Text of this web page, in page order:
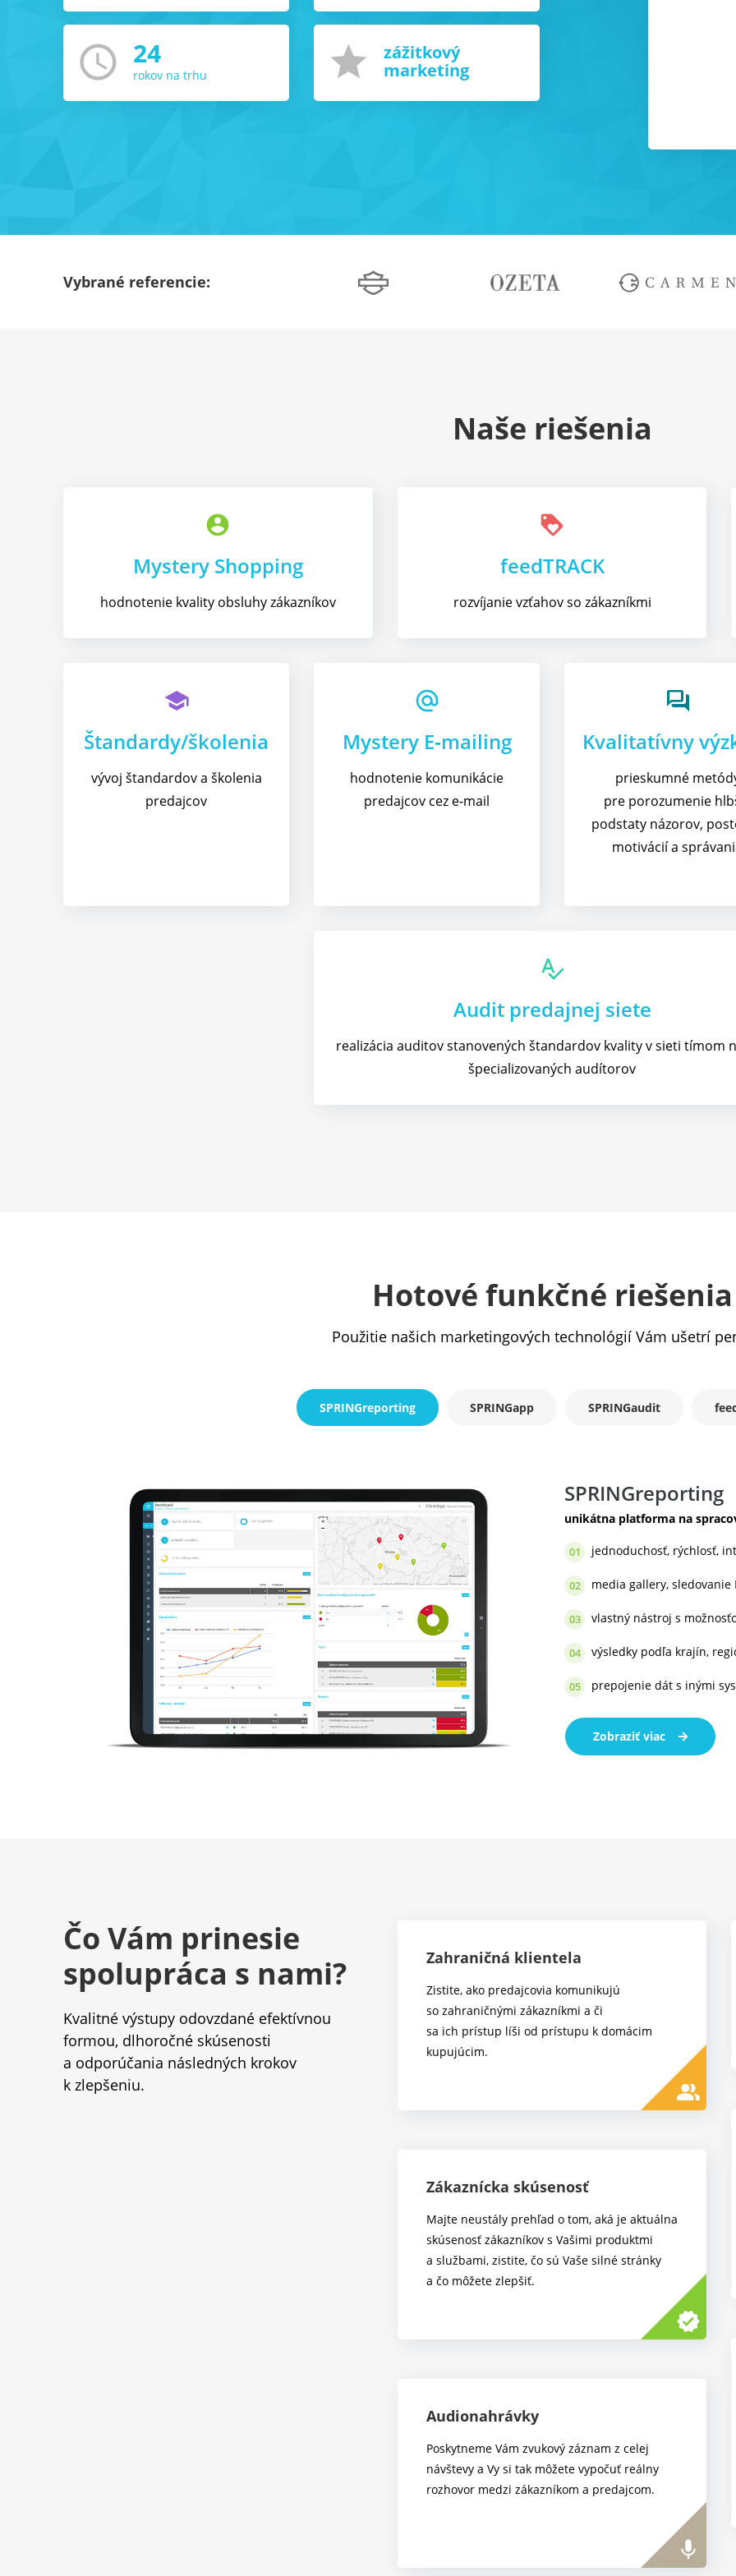
access_time 24
rokov na trhu star
zážitkový
marketing
Vybrané referencie:
Naše riešenia
account_circle
Mystery Shopping
hodnotenie kvality obsluhy zákazníkov
loyalty
feedTRACK
rozvíjanie vzťahov so zákazníkmi
school
Štandardy/školenia
vývoj štandardov a školenia
predajcov
alternate_email
Mystery E‑mailing
hodnotenie komunikácie
predajcov cez e‑mail
forum
Kvalitatívny
prieskumné
pre porozumenie
podstaty názorov,
motivácií a
spellcheck
Audit predajnej siete
realizácia auditov stanovených štandardov kvality v sieti tímom
špecializovaných audítorov
Hotové funkčné riešenia
Použitie našich marketingových technológií Vám ušetrí
SPRINGreporting SPRINGapp SPRINGaudit
SPRINGreporting
unikátna platforma na
01 jednoduchosť, rýchlosť,
02 media gallery, sledovanie
03 vlastný nástroj s
04 výsledky podľa krajín,
05 prepojenie dát s inými
Zobraziť viac
Čo Vám prinesie
spolupráca s nami?
Kvalitné výstupy odovzdané efektívnou
formou, dlhoročné skúsenosti
a odporúčania následných krokov
k zlepšeniu.
Zahraničná klientela
Zistite, ako predajcovia komunikujú
so zahraničnými zákazníkmi a či
sa ich prístup líši od prístupu k domácim
kupujúcim.
people_alt
Zákaznícka skúsenosť
Majte neustály prehľad o tom, aká je aktuálna
skúsenosť zákazníkov s Vašimi produktmi
a službami, zistite, čo sú Vaše silné stránky
a čo môžete zlepšiť.
verified
Audionahrávky
Poskytneme Vám zvukový záznam z celej
návštevy a Vy si tak môžete vypočuť reálny
rozhovor medzi zákazníkom a predajcom.
mic